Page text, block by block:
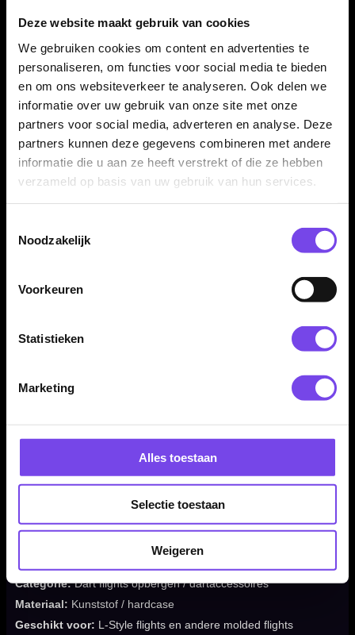
Deze website maakt gebruik van cookies
We gebruiken cookies om content en advertenties te
personaliseren, om functies voor social media te bieden
en om ons websiteverkeer te analyseren. Ook delen we
informatie over uw gebruik van onze site met onze
partners voor social media, adverteren en analyse. Deze
partners kunnen deze gegevens combineren met andere
informatie die u aan ze heeft verstrekt of die ze hebben
verzameld op basis van uw gebruik van hun services.
Noodzakelijk
Voorkeuren
Statistieken
Marketing
Alles toestaan
Selectie toestaan
Weigeren
Deze case is vooral bedoeld voor het opbergen en
beschermen van flights. Voor het meenemen van een
volledige dartset is een L-Style KrystaL One of andere
dartcase geschikter.
Flights en accessoires niet inbegrepen
Flights, darts, shafts en overige accessoires worden niet
Kenmerken van de L-Style KrystaL Flight Case SP
✓ Speciaal geschikt voor L-Style en molded flights
✓ Niet bedoeld als volledige dartcase
Flights en accessoires niet inbegrepen
Merk:L-Style
Categorie:Dart flights opbergen / dartaccessoires
Materiaal: Kunststof / hardcase
Geschikt voor: L-Style flights en andere molded flights